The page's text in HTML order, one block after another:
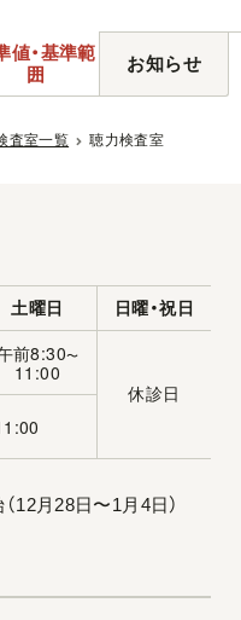
値・基準範
囲
お知らせ
査室一覧 聴力検査室
土曜日 日曜・祝日
前8:30〜
11:00
休診日
12月28日〜1月4日）